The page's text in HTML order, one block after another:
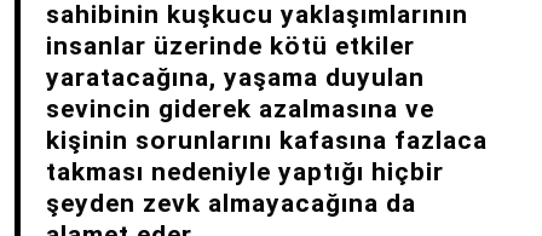
sahibinin kuşkucu yaklaşımlarının
insanlar üzerinde kötü etkiler
yaratacağına, yaşama duyulan
sevincin giderek azalmasına ve
kişinin sorunlarını kafasına fazlaca
takması nedeniyle yaptığı hiçbir
şeyden zevk almayacağına da